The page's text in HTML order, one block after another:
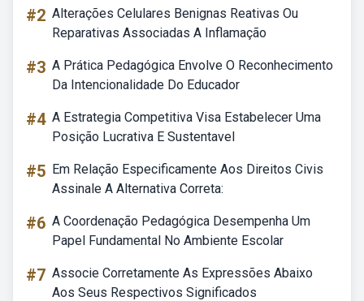
#2 Alterações Celulares Benignas Reativas Ou
Reparativas Associadas A Inflamação
#3 A Prática Pedagógica Envolve O Reconhecimento
Da Intencionalidade Do Educador
#4 A Estrategia Competitiva Visa Estabelecer Uma
Posição Lucrativa E Sustentavel
#5 Em Relação Especificamente Aos Direitos Civis
Assinale A Alternativa Correta:
#6 A Coordenação Pedagógica Desempenha Um
Papel Fundamental No Ambiente Escolar
#7 Associe Corretamente As Expressões Abaixo
Aos Seus Respectivos Significados